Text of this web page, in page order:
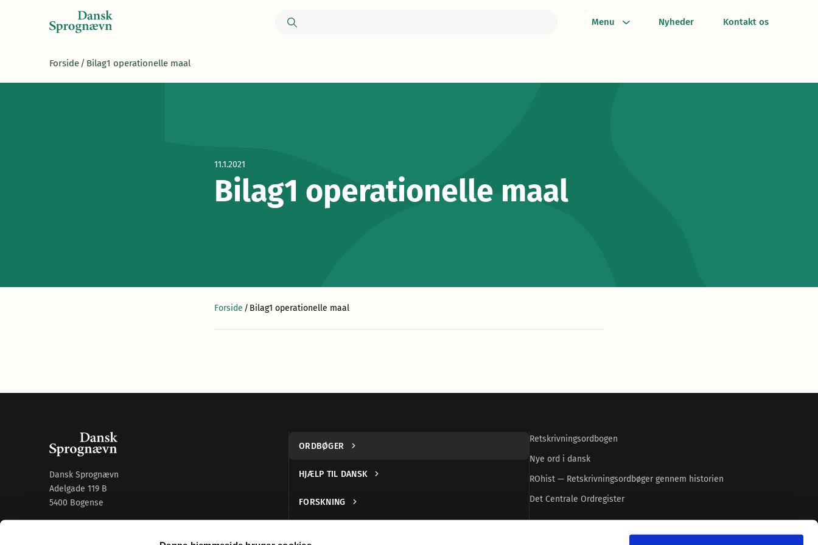
Menu Nyheder Kontakt os
Forside / Bilag1 operationelle maal
11.1.2021
Bilag1 operationelle maal
Forside / Bilag1 operationelle maal
Dansk Sprognævn
Adelgade 119 B
5400 Bogense
ORDBØGER
HJÆLP TIL DANSK
FORSKNING
Retskrivningsordbogen
Nye ord i dansk
ROhist — Retskrivningsordbøger gennem historien
Det Centrale Ordregister